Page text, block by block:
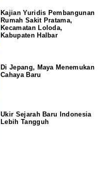
Kajian Yuridis Pembangunan
Rumah Sakit Pratama,
Kecamatan Loloda,
Kabupaten Halbar
Di Jepang, Maya Menemukan
Cahaya Baru
Ukir Sejarah Baru Indonesia
Lebih Tangguh